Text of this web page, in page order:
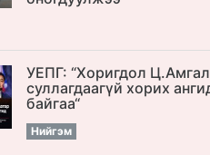
УЕПГ: “Хоригдол
cуллагдаагүй хорих
байгаа“
Нийгэм